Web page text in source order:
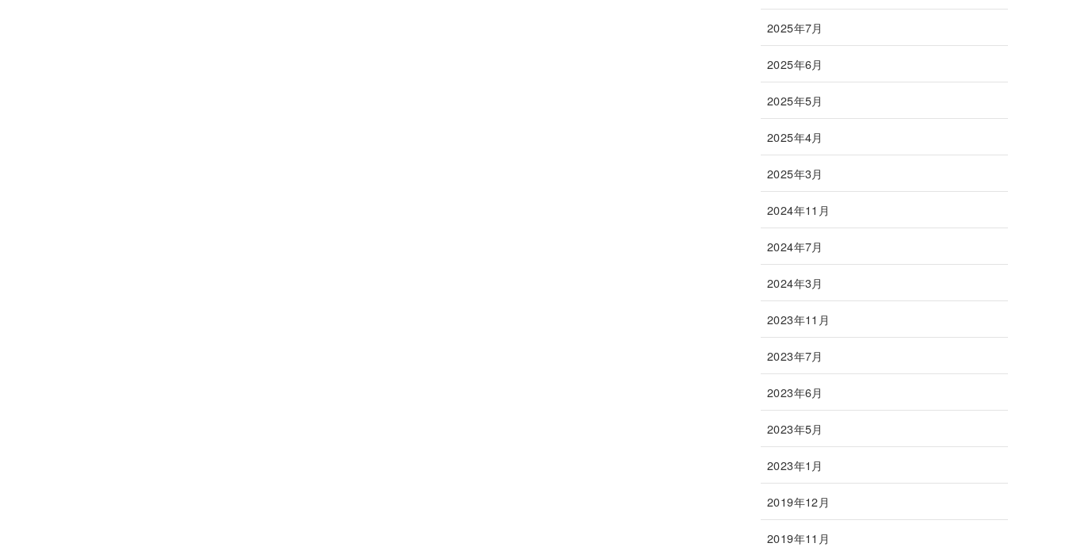
2025年7月
2025年6月
2025年5月
2025年4月
2025年3月
2024年11月
2024年7月
2024年3月
2023年11月
2023年7月
2023年6月
2023年5月
2023年1月
2019年12月
2019年11月